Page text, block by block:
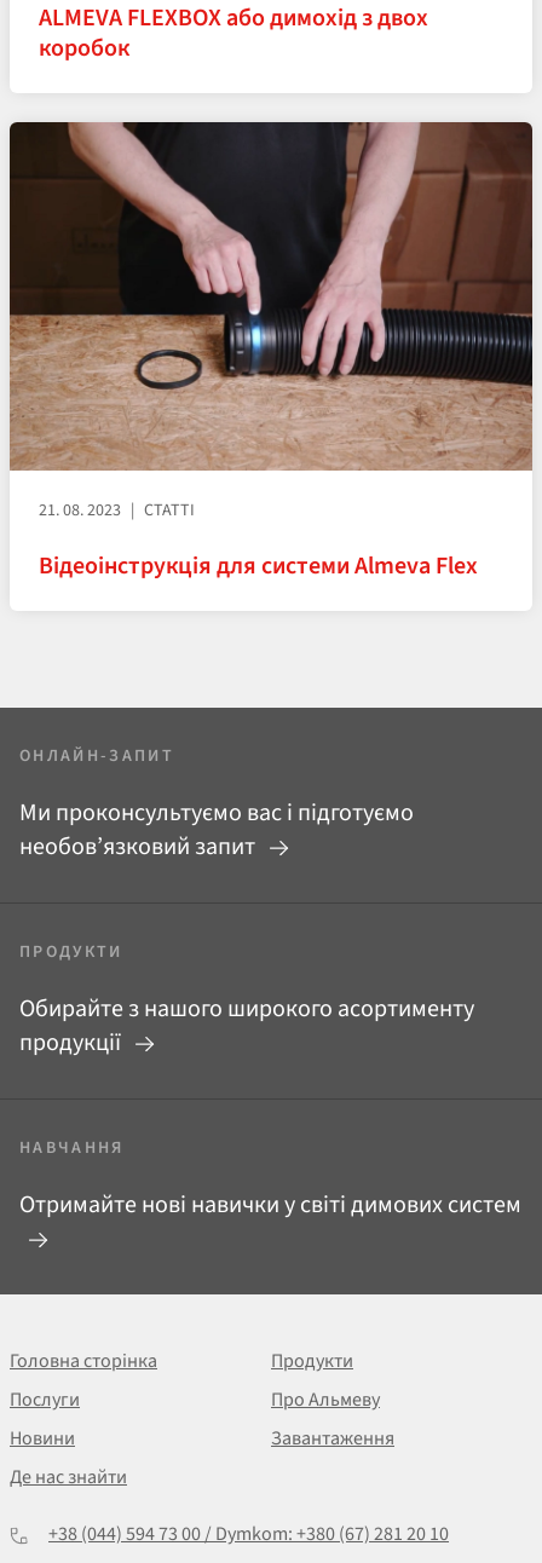
ALMEVA FLEXBOX або димохід з двох
коробок
21. 08. 2023 СТАТТІ
Відеоінструкція для системи Almeva Flex
ОНЛАЙН-ЗАПИТ
Ми проконсультуємо вас і підготуємо
необов’язковий запит
ПРОДУКТИ
Обирайте з нашого широкого асортименту
продукції
НАВЧАННЯ
Отримайте нові навички у світі димових систем
Головна сторінка
Продукти
Послуги
Про Альмеву
Новини
Завантаження
Де нас знайти
+38 (044) 594 73 00 / Dymkom: +380 (67) 281 20 10